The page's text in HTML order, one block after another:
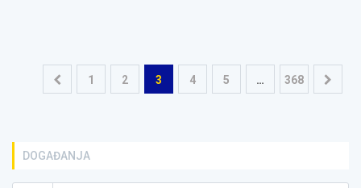
Navigacija
1 2 3 4 5 … 368
DOGAĐANJA